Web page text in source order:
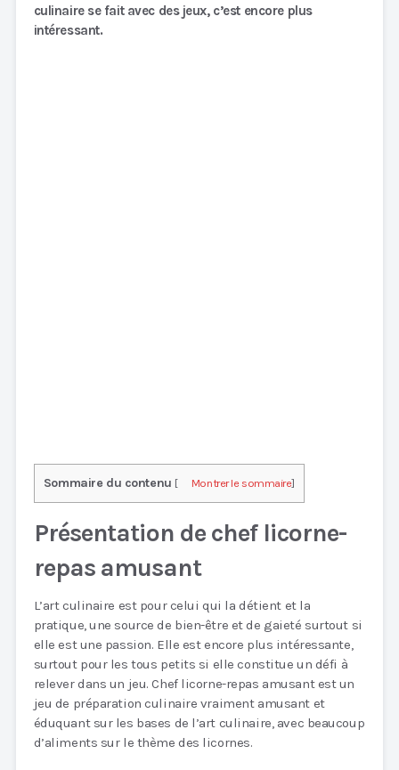
culinaire se fait avec des jeux, c’est encore plus
intéressant.
Sommaire du contenu [ Montrer le sommaire]
Présentation de chef licorne-
repas amusant
L’art culinaire est pour celui qui la détient et la
pratique, une source de bien-être et de gaieté surtout si
elle est une passion. Elle est encore plus intéressante,
surtout pour les tous petits si elle constitue un défi à
relever dans un jeu. Chef licorne-repas amusant est un
jeu de préparation culinaire vraiment amusant et
éduquant sur les bases de l’art culinaire, avec beaucoup
d’aliments sur le thème des licornes.